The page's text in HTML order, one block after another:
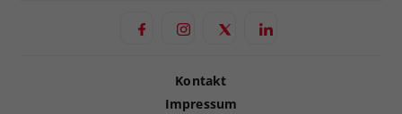
Kontakt
Impressum